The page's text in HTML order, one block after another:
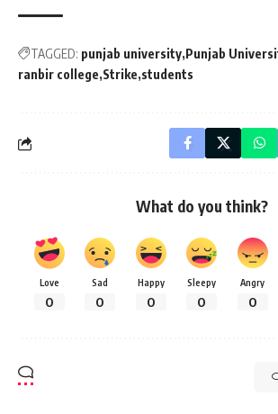
TAGGED: punjab university Punjab
ranbir college Strike students
What do you think?
Love
0
Sad
0
Happy
0
Sleepy
0
Angry
0